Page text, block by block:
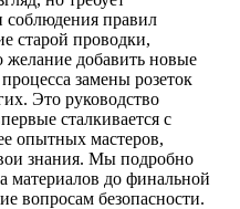
соблюдения правил
старой проводки,
желание добавить новые
замены розеток
Это руководство
сталкивается с
опытных мастеров,
знания. Мы подробно
материалов до финальной
вопросам безопасности.